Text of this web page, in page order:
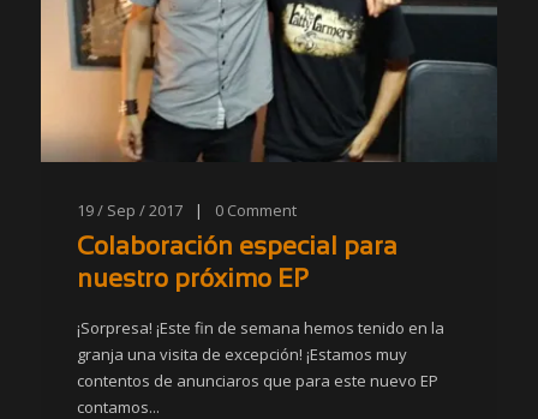
19 / Sep / 2017 | 0 Comment
Colaboración especial para
nuestro próximo EP
¡Sorpresa! ¡Este fin de semana hemos tenido en la
granja una visita de excepción! ¡Estamos muy
contentos de anunciaros que para este nuevo EP
contamos...